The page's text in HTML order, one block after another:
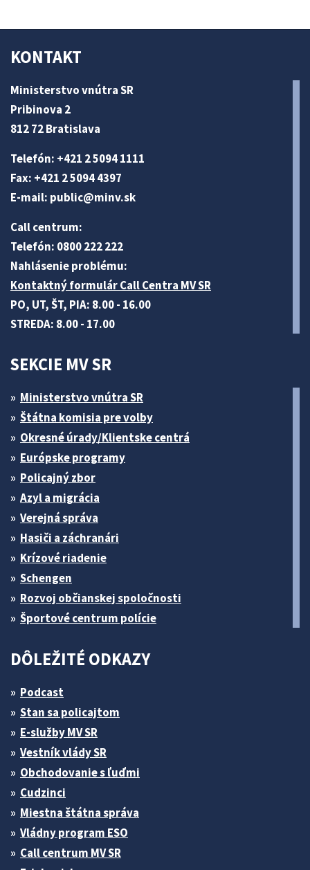
KONTAKT
Ministerstvo vnútra SR
Pribinova 2
812 72 Bratislava
Telefón: +421 2 5094 1111
Fax: +421 2 5094 4397
E-mail: public@minv.sk
Call centrum:
Telefón: 0800 222 222
Nahlásenie problému:
Kontaktný formulár Call Centra MV SR
PO, UT, ŠT, PIA: 8.00 - 16.00
STREDA: 8.00 - 17.00
SEKCIE MV SR
Ministerstvo vnútra SR
Štátna komisia pre volby
Okresné úrady/Klientske centrá
Európske programy
Policajný zbor
Azyl a migrácia
Verejná správa
Hasiči a záchranári
Krízové riadenie
Schengen
Rozvoj občianskej spoločnosti
Športové centrum polície
DÔLEŽITÉ ODKAZY
Podcast
Stan sa policajtom
E-služby MV SR
Vestník vlády SR
Obchodovanie s ľuďmi
Cudzinci
Miestna štátna správa
Vládny program ESO
Call centrum MV SR